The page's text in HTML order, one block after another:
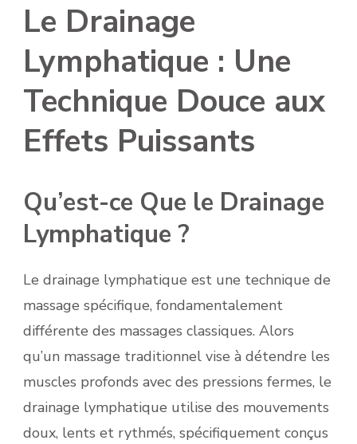
Le Drainage
Lymphatique : Une
Technique Douce aux
Effets Puissants
Qu’est-ce Que le Drainage
Lymphatique ?
Le drainage lymphatique est une technique de
massage spécifique, fondamentalement
différente des massages classiques. Alors
qu’un massage traditionnel vise à détendre les
muscles profonds avec des pressions fermes, le
drainage lymphatique utilise des mouvements
doux, lents et rythmés, spécifiquement conçus